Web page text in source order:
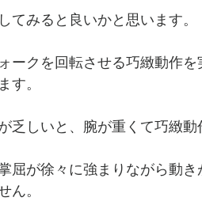
てみると良いかと思います。
ークを回転させる巧緻動作
す。
乏しいと、腕が重くて巧緻
屈が徐々に強まりながら動
ん。